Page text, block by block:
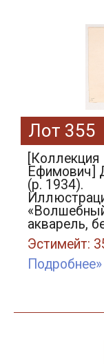
Лот 355
Ефимович]
(р. 1934).
акварель,
Эстимейт:
Подробнее»